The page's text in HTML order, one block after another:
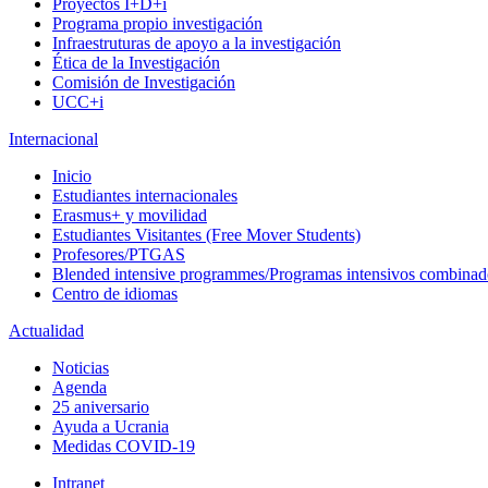
Proyectos I+D+i
Programa propio investigación
Infraestruturas de apoyo a la investigación
Ética de la Investigación
Comisión de Investigación
UCC+i
Internacional
Inicio
Estudiantes internacionales
Erasmus+ y movilidad
Estudiantes Visitantes (Free Mover Students)
Profesores/PTGAS
Blended intensive programmes/Programas intensivos
Centro de idiomas
Actualidad
Noticias
Agenda
25 aniversario
Ayuda a Ucrania
Medidas COVID-19
Intranet